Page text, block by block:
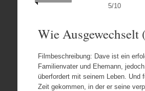
5/10
Wie Ausgewechselt
Filmbeschreibung: Dave ist ein
Familienvater und Ehemann,
überfordert mit seinem Leben. Und
Zeit gekommen, in der er seine